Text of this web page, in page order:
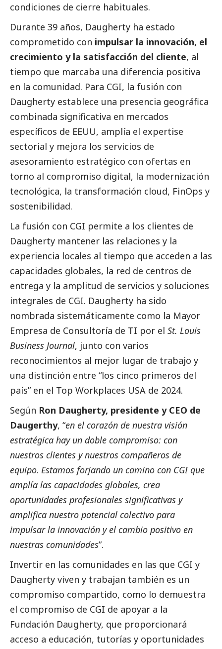
condiciones de cierre habituales.
Durante 39 años, Daugherty ha estado
comprometido con impulsar la innovación, el
crecimiento y la satisfacción del cliente, al
tiempo que marcaba una diferencia positiva
en la comunidad. Para CGI, la fusión con
Daugherty establece una presencia geográfica
combinada significativa en mercados
específicos de EEUU, amplía el expertise
sectorial y mejora los servicios de
asesoramiento estratégico con ofertas en
torno al compromiso digital, la modernización
tecnológica, la transformación cloud, FinOps y
sostenibilidad.
La fusión con CGI permite a los clientes de
Daugherty mantener las relaciones y la
experiencia locales al tiempo que acceden a las
capacidades globales, la red de centros de
entrega y la amplitud de servicios y soluciones
integrales de CGI. Daugherty ha sido
nombrada sistemáticamente como la Mayor
Empresa de Consultoría de TI por el St. Louis
Business Journal, junto con varios
reconocimientos al mejor lugar de trabajo y
una distinción entre “los cinco primeros del
país” en el Top Workplaces USA de 2024.
Según Ron Daugherty, presidente y CEO de
Daugerthy, “en el corazón de nuestra visión
estratégica hay un doble compromiso: con
nuestros clientes y nuestros compañeros de
equipo. Estamos forjando un camino con CGI que
amplía las capacidades globales, crea
oportunidades profesionales significativas y
amplifica nuestro potencial colectivo para
impulsar la innovación y el cambio positivo en
nuestras comunidades”.
Invertir en las comunidades en las que CGI y
Daugherty viven y trabajan también es un
compromiso compartido, como lo demuestra
el compromiso de CGI de apoyar a la
Fundación Daugherty, que proporcionará
acceso a educación, tutorías y oportunidades